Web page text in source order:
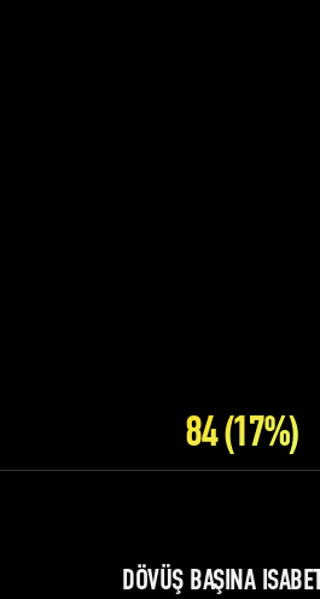
84(17%)
DÖVÜŞ BAŞINA